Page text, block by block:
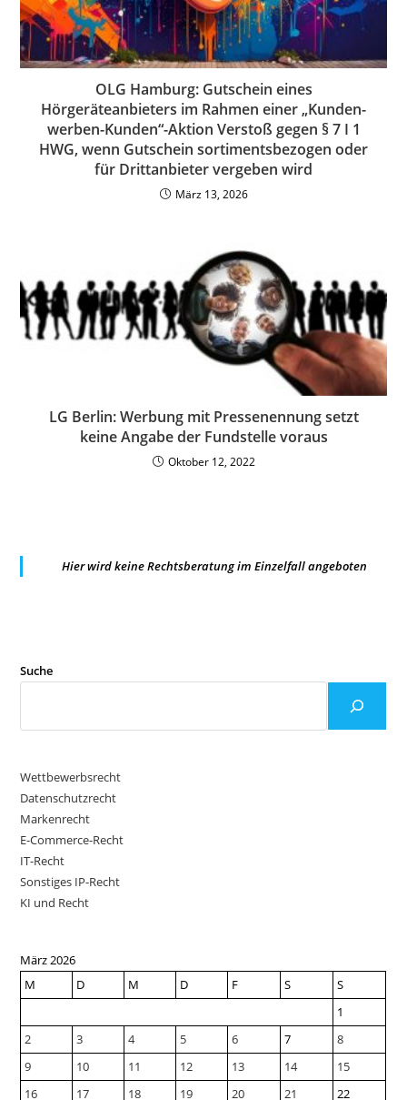
OLG Hamburg: Gutschein eines
Hörgeräteanbieters im Rahmen einer „Kunden-
werben-Kunden“-Aktion Verstoß gegen § 7 I 1
HWG, wenn Gutschein sortimentsbezogen oder
für Drittanbieter vergeben wird
März 13, 2026
LG Berlin: Werbung mit Pressenennung setzt
keine Angabe der Fundstelle voraus
Oktober 12, 2022
Hier wird keine Rechtsberatung im Einzelfall angeboten
Suche
Wettbewerbsrecht
Datenschutzrecht
Markenrecht
E-Commerce-Recht
IT-Recht
Sonstiges IP-Recht
KI und Recht
März 2026
M
D M D F S
S
1
2
3 4 5 6 7
8
9
10 11 12 13 14
15
16
17 18 19 20 21
22